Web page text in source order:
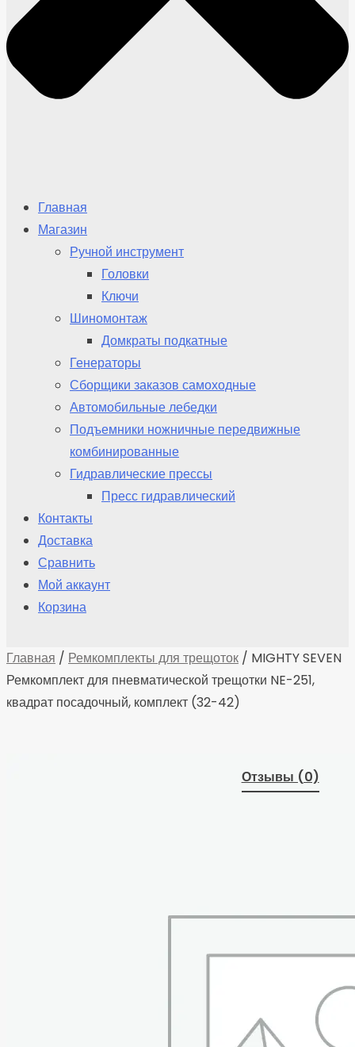
Главная
Магазин
Ручной инструмент
Головки
Ключи
Шиномонтаж
Домкраты подкатные
Генераторы
Сборщики заказов самоходные
Автомобильные лебедки
Подъемники ножничные передвижные
комбинированные
Гидравлические прессы
Пресс гидравлический
Контакты
Доставка
Сравнить
Мой аккаунт
Корзина
Главная / Ремкомплекты для трещоток / MIGHTY SEVEN
Ремкомплект для пневматической трещотки NE-251,
квадрат посадочный, комплект (32-42)
Отзывы (0)